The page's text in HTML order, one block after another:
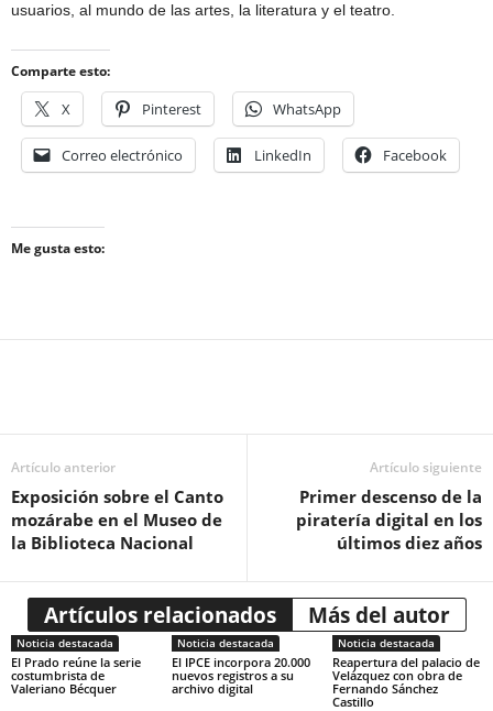
usuarios, al mundo de las artes, la literatura y el teatro.
Comparte esto:
X Pinterest WhatsApp
Correo electrónico LinkedIn Facebook
Me gusta esto:
Artículo anterior
Exposición sobre el Canto
mozárabe en el Museo de
la Biblioteca Nacional
Artículo siguiente
Primer descenso de la
piratería digital en los
últimos diez años
Artículos relacionados Más del autor
Noticia destacada
El Prado reúne la serie
costumbrista de
Valeriano Bécquer
Noticia destacada
El IPCE incorpora 20.000
nuevos registros a su
archivo digital
Noticia destacada
Reapertura del palacio de
Velázquez con obra de
Fernando Sánchez
Castillo